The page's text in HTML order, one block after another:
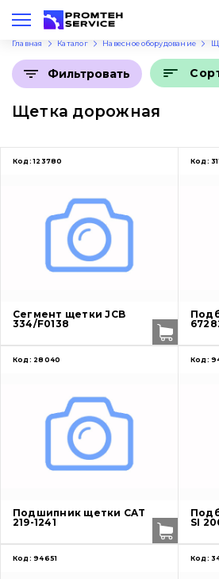
Рус
Главная Каталог Навесное оборудование
Щетка дорожная
Фильтровать
Код: 123780
Сегмент щетки JCB
334/F0138
Код:
Код: 28040
Подшипник щетки CAT
219-1241
Код:
SI
Код: 94651 Код: